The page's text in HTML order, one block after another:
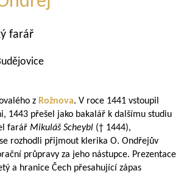
farář
z Rožnova. V roce 1441 vstoupil
1443 přešel jako bakalář k dalšímu studiu
farář Mikuláš Scheybl († 1444),
rozhodli přijmout klerika O. Ondřejův
průpravy za jeho nástupce. Prezentace
a hranice Čech přesahující zápas